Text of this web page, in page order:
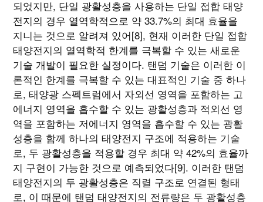
되었지만, 단일 광활성층을 사용하는 단일 접합 태양
전지의 경우 열역학적으로 약 33.7%의 최대 효율을
지니는 것으로 알려져 있어[8], 현재 이러한 단일 접합
태양전지의 열역학적 한계를 극복할 수 있는 새로운
기술 개발이 필요한 실정이다. 탠덤 기술은 이러한 이
론적인 한계를 극복할 수 있는 대표적인 기술 중 하나
로, 태양광 스펙트럼에서 자외선 영역을 포함하는 고
에너지 영역을 흡수할 수 있는 광활성층과 적외선 영
역을 포함하는 저에너지 영역을 흡수할 수 있는 광활
성층을 함께 하나의 태양전지 구조에 적용하는 기술
로, 두 광활성층을 적용할 경우 최대 약 42%의 효율까
지 구현이 가능한 것으로 예측되었다[9]. 이러한 탠덤
태양전지의 두 광활성층은 직렬 구조로 연결된 형태
로, 이 때문에 탠덤 태양전지의 전류량은 두 광활성층